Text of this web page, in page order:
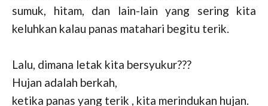
sumuk, hitam, dan lain-lain yang sering kita
keluhkan kalau panas matahari begitu terik.
Lalu, dimana letak kita bersyukur???
Hujan adalah berkah,
ketika panas yang terik , kita merindukan hujan.